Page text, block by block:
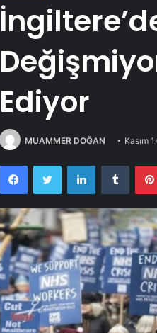
Ediyor
MUAMMER DOĞAN Kasım
FacebookTwitter LinkedIn